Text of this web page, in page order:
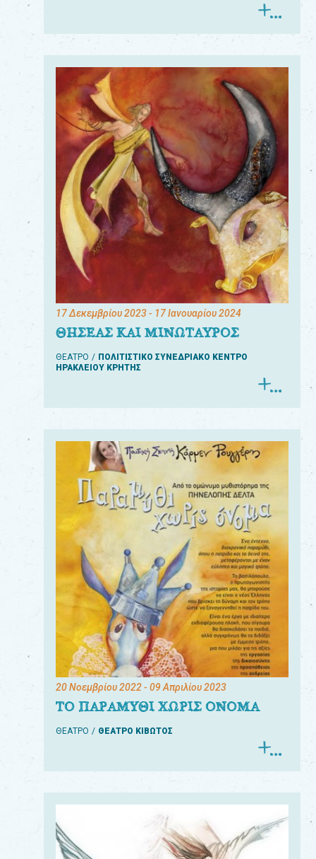
17 Δεκεμβρίου 2023- 17 Ιανουαρίου 2024
ΘΗΣΕΑΣ ΚΑΙ ΜΙΝΩΤΑΥΡΟΣ
ΘΕΑΤΡΟ
ΠΟΛΙΤΙΣΤΙΚΟ ΣΥΝΕΔΡΙΑΚΟ ΚΕΝΤΡΟ
ΗΡΑΚΛΕΙΟΥ ΚΡΗΤΗΣ
20 Νοεμβρίου 2022- 09 Απριλίου 2023
ΤΟ ΠΑΡΑΜΥΘΙ ΧΩΡΙΣ ΟΝΟΜΑ
ΘΕΑΤΡΟ ΘΕΑΤΡΟ ΚΙΒΩΤΟΣ